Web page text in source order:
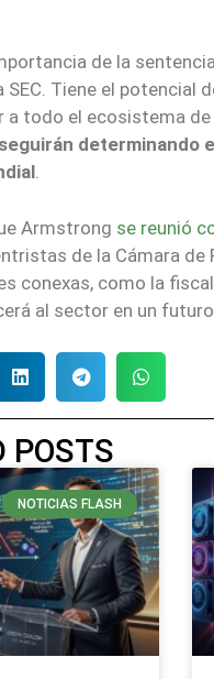
de la
SEC. Tiene el
a todo el ecosistema
determinando
.
Armstrong se reunió
de la Cámara
conexas, como la
al sector en un
POSTS
NOTICIAS FLASH